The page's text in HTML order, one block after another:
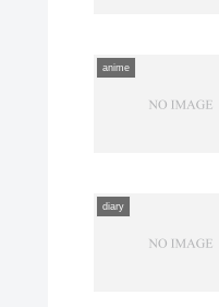
anime
diary